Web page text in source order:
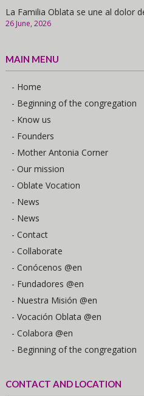
La Familia Oblata se une al dolor
26 June, 2026
MAIN MENU
- Home
- Beginning of the congregation
- Know us
- Founders
- Mother Antonia Corner
- Our mission
- Oblate Vocation
- News
- News
- Contact
- Collaborate
- Conócenos @en
- Fundadores @en
- Nuestra Misión @en
- Vocación Oblata @en
- Colabora @en
- Beginning of the congregation
CONTACT AND LOCATION